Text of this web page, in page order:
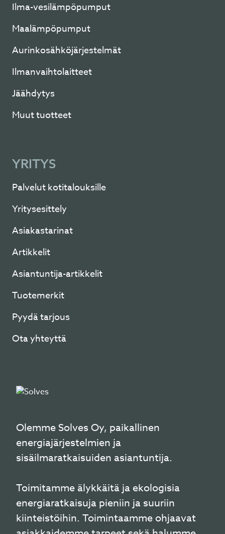
Ilma-vesilämpöpumput
Maalämpöpumput
Aurinkosähköjärjestelmät
Ilmanvaihtolaitteet
Jäähdytys
Muut tuotteet
YRITYS
Palvelut kotitalouksille
Yritysesittely
Asiakastarinat
Artikkelit
Asiantuntija-artikkelit
Tuotemerkit
Pyydä tarjous
Ota yhteyttä
Olemme Solves Oy, paikallinen
energiajärjestelmien ja
sisäilmaratkaisuiden asiantuntija.
Toimitamme älykkäitä ja ekologisia
energiaratkaisuja pieniin ja suuriin
kiinteistöihin. Toimintaamme ohjaavat